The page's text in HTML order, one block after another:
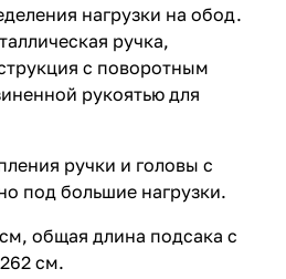
нагрузки на обод.
ручка,
с поворотным
рукоятью для
ручки и головы с
под большие нагрузки.
общая длина подсака с
см.